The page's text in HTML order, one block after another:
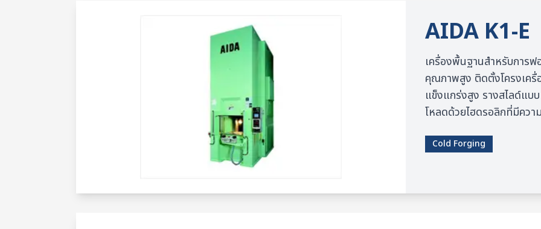
AIDA K1-E
เครื่องพื้นฐานสำหรับการ
คุณภาพสูง ติดตั้งโครงเค
แข็งแกร่งสูง รางสไลด์แบ
โหลดด้วยไฮดรอลิกที่มีควา
Cold Forging